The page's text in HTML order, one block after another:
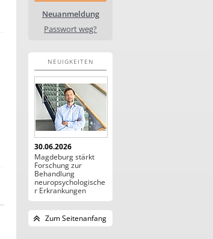
Neuanmeldung
Passwort weg?
NEUIGKEITEN
30.06.2026
Magdeburg stärkt
Forschung zur
Behandlung
neuropsychologische
r Erkrankungen
Zum Seitenanfang